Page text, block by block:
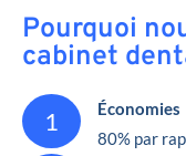
Pourquoi
cabinet
1
80% par